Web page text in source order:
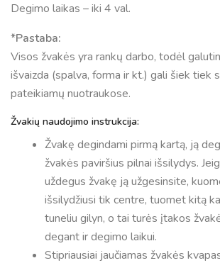
Degimo laikas – iki 4 val.
*Pastaba:
Visos žvakės yra rankų darbo, todėl
išvaizda (spalva, forma ir kt.) gali šiek tiek
pateikiamų nuotraukose.
Žvakių naudojimo instrukcija:
Žvakę degindami pirmą kartą, ją
žvakės paviršius pilnai išsilydys.
uždegus žvakę ją užgesinsite,
išsilydžiusi tik centre, tuomet kitą
tuneliu gilyn, o tai turės įtakos
degant ir degimo laikui.
Stipriausiai jaučiamas žvakės